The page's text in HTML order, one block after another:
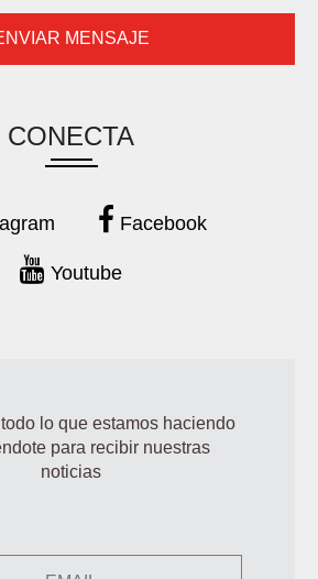
CONECTA
Facebook
Youtube
lo que estamos haciendo
para recibir nuestras
noticias